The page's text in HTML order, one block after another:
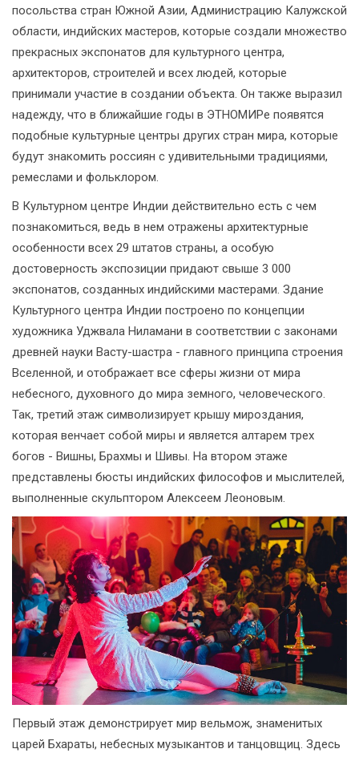
посольства стран Южной Азии, Администрацию Калужской
области, индийских мастеров, которые создали множество
прекрасных экспонатов для культурного центра,
архитекторов, строителей и всех людей, которые
принимали участие в создании объекта. Он также выразил
надежду, что в ближайшие годы в ЭТНОМИРе появятся
подобные культурные центры других стран мира, которые
будут знакомить россиян с удивительными традициями,
ремеслами и фольклором.
В Культурном центре Индии действительно есть с чем
познакомиться, ведь в нем отражены архитектурные
особенности всех 29 штатов страны, а особую
достоверность экспозиции придают свыше 3 000
экспонатов, созданных индийскими мастерами. Здание
Культурного центра Индии построено по концепции
художника Уджвала Ниламани в соответствии с законами
древней науки Васту-шастра - главного принципа строения
Вселенной, и отображает все сферы жизни от мира
небесного, духовного до мира земного, человеческого.
Так, третий этаж символизирует крышу мироздания,
которая венчает собой миры и является алтарем трех
богов - Вишны, Брахмы и Шивы. На втором этаже
представлены бюсты индийских философов и мыслителей,
выполненные скульптором Алексеем Леоновым.
Первый этаж демонстрирует мир вельмож, знаменитых
царей Бхараты, небесных музыкантов и танцовщиц. Здесь